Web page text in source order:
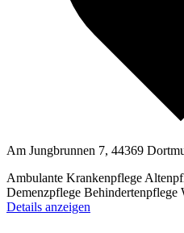
Am Jungbrunnen 7, 44369
Ambulante Krankenpflege
Demenzpflege Behindertenpflege
Details anzeigen